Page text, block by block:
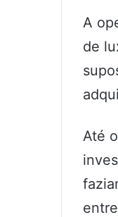
A
de
Até